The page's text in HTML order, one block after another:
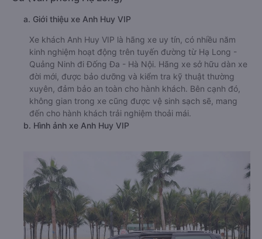
a. Giới thiệu xe Anh Huy VIP
Xe khách Anh Huy VIP là hãng xe uy tín, có nhiều năm
kinh nghiệm hoạt động trên tuyến đường từ Hạ Long -
Quảng Ninh đi Đống Đa - Hà Nội. Hãng xe sở hữu dàn xe
đời mới, được bảo dưỡng và kiểm tra kỹ thuật thường
xuyên, đảm bảo an toàn cho hành khách. Bên cạnh đó,
không gian trong xe cũng được vệ sinh sạch sẽ, mang
đến cho hành khách trải nghiệm thoải mái.
b. Hình ảnh xe Anh Huy VIP